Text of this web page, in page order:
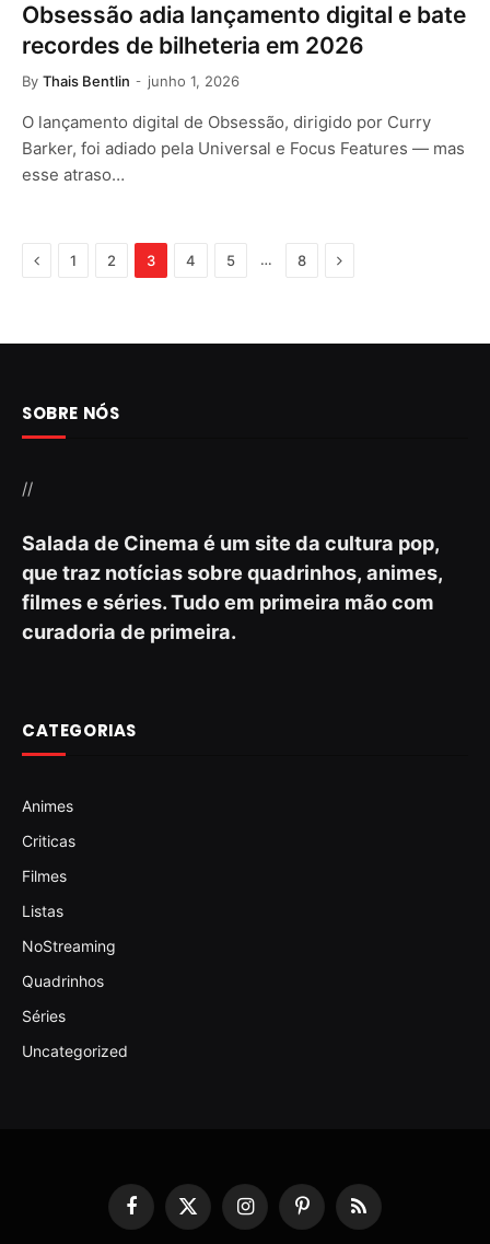
Obsessão adia lançamento digital e bate
recordes de bilheteria em 2026
By Thais Bentlin junho 1, 2026
O lançamento digital de Obsessão, dirigido por Curry
Barker, foi adiado pela Universal e Focus Features — mas
esse atraso…
Previous
1 2 3 4 5 … 8 Next
SOBRE NÓS
//
Salada de Cinema é um site da cultura pop,
que traz notícias sobre quadrinhos, animes,
filmes e séries. Tudo em primeira mão com
curadoria de primeira.
CATEGORIAS
Animes
Criticas
Filmes
Listas
NoStreaming
Quadrinhos
Séries
Uncategorized
Facebook
X
InstagramPinterestRSS